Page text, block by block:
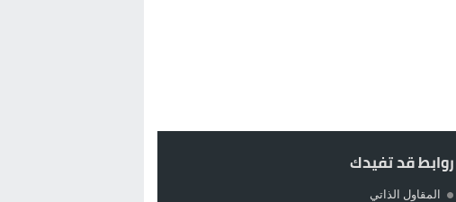
روابط قد تفيدك
المقاول الذاتي